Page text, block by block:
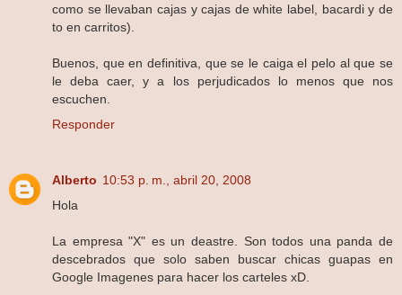
como se llevaban cajas y cajas de white label, bacardi y de
to en carritos).
Buenos, que en definitiva, que se le caiga el pelo al que se
le deba caer, y a los perjudicados lo menos que nos
escuchen.
Responder
Alberto 10:53 p. m., abril 20, 2008
Hola
La empresa "X" es un deastre. Son todos una panda de
descebrados que solo saben buscar chicas guapas en
Google Imagenes para hacer los carteles xD.